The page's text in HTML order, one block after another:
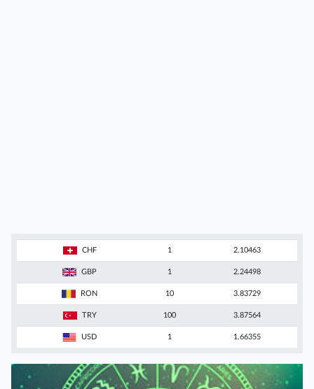
CHF 1 2.10463
GBP 1 2.24498
RON 10 3.83729
TRY 100 3.87564
USD 1 1.66355